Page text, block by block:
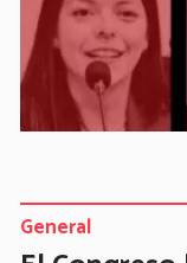
General